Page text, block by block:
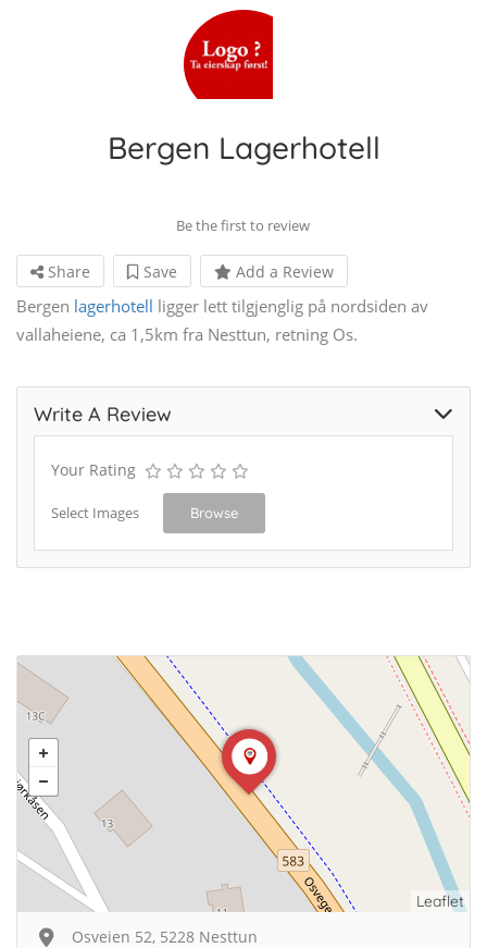
Bergen Lagerhotell
Be the first to review
Share Save Add a Review
Bergen lagerhotell ligger lett tilgjenglig på nordsiden av
vallaheiene, ca 1,5km fra Nesttun, retning Os.
Write A Review
Your Rating
Select Images Browse
Leaflet
Osveien 52, 5228 Nesttun